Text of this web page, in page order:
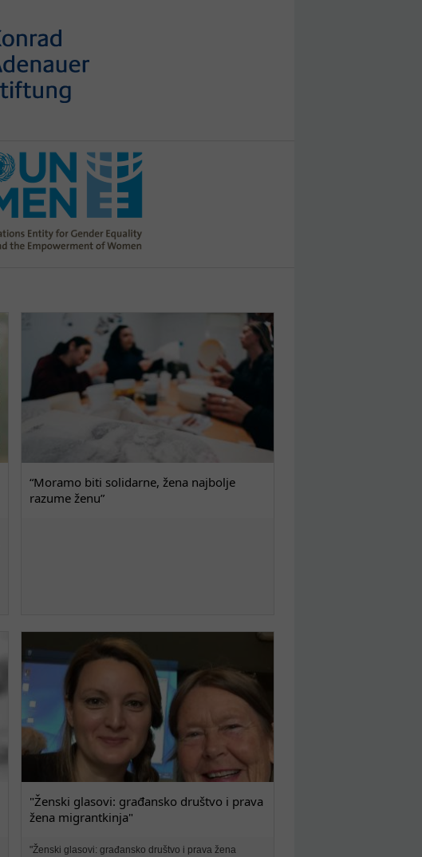
“Moramo biti solidarne, žena najbolje
razume ženu”
"Ženski glasovi: građansko društvo i prava
žena migrantkinja"
"Ženski glasovi: građansko društvo i prava žena